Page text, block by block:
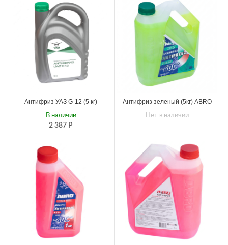
Антифриз УАЗ G-12 (5 кг)
2 387 Р
В наличии
Антифриз зеленый (5кг) ABRO
Нет в наличии